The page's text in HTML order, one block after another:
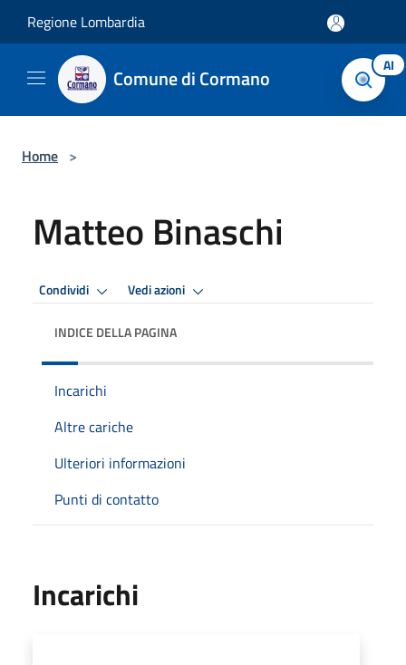
Regione Lombardia
Comune di Cormano AI
Home >
Matteo Binaschi
Condividi Vedi azioni
INDICE DELLA PAGINA
Incarichi
Altre cariche
Ulteriori informazioni
Punti di contatto
Incarichi